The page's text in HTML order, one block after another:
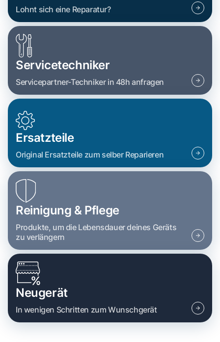
Lohnt sich eine Reparatur?
Servicetechniker
Servicepartner-Techniker in 48h anfragen
Ersatzteile
Original Ersatzteile zum selber Reparieren
Reinigung & Pflege
Produkte, um die Lebensdauer deines Geräts
zu verlängern
Neugerät
In wenigen Schritten zum Wunschgerät